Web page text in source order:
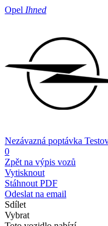
Opel Ihned
Nezávazná poptávka
0
Zpět na výpis vozů
Vytisknout
Stáhnout PDF
Odeslat na email
Sdílet
Vybrat